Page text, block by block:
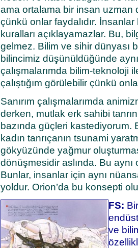
ama ortalama bir insan uzman
çünkü onlar faydalıdır.
kuralları açıklayamazlar. Bu,
gelmez. Bilim ve sihir dünyası
bilincimiz düşünüldüğünde
çalışmalarımda bilim-teknoloji
çalıştığım görülebilir çünkü
Sanırım çalışmalarımda
derken, mutlak erk sahibi
bazında güçleri kastediyorum.
kadın tanrıçanın tsunami
gökyüzünde yağmur
dönüşmesidir aslında. Bu aynı
Bunlar, insanlar için aynı
yoldur. Orion’da bu konsepti
FS:
ve